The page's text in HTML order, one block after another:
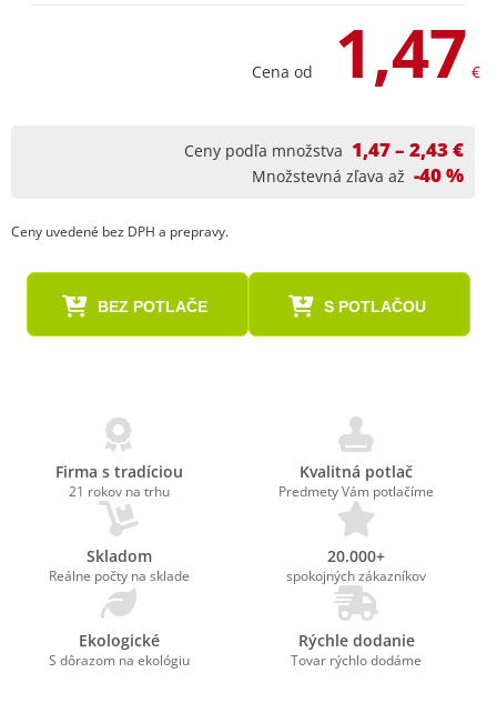
Cena od 1,47 €
Ceny podľa množstva 1,47 – 2,43 €
Množstevná zľava až -40 %
Ceny uvedené bez DPH a prepravy.
BEZ POTLAČE S POTLAČOU
Firma s tradíciou
21 rokov na trhu
Kvalitná potlač
Predmety Vám potlačíme
Skladom
Reálne počty na sklade
20.000+
spokojných zákazníkov
Ekologické
S dôrazom na ekológiu
Rýchle dodanie
Tovar rýchlo dodáme